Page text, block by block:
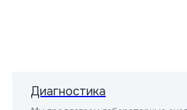
Диагностика